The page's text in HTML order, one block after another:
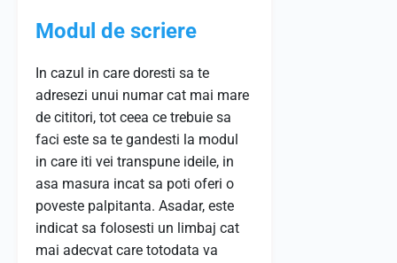
Modul de scriere
In cazul in care doresti sa te
adresezi unui numar cat mai mare
de cititori, tot ceea ce trebuie sa
faci este sa te gandesti la modul
in care iti vei transpune ideile, in
asa masura incat sa poti oferi o
poveste palpitanta. Asadar, este
indicat sa folosesti un limbaj cat
mai adecvat care totodata va